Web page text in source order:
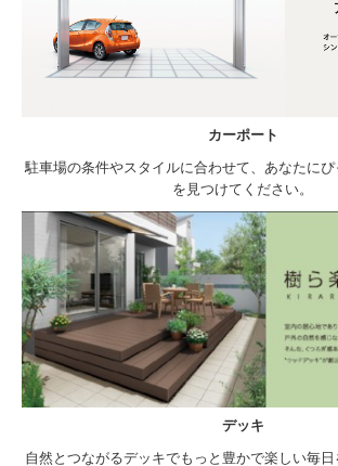
カーポート
駐車場の条件やスタイルに合わせて、あなたにぴ
を見つけてください。
デッキ
自然とつながるデッキでもっと豊かで楽しい毎